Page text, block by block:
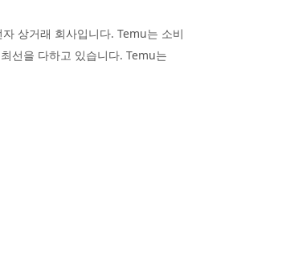
상거래 회사입니다. Temu는 소비
선을 다하고 있습니다. Temu는